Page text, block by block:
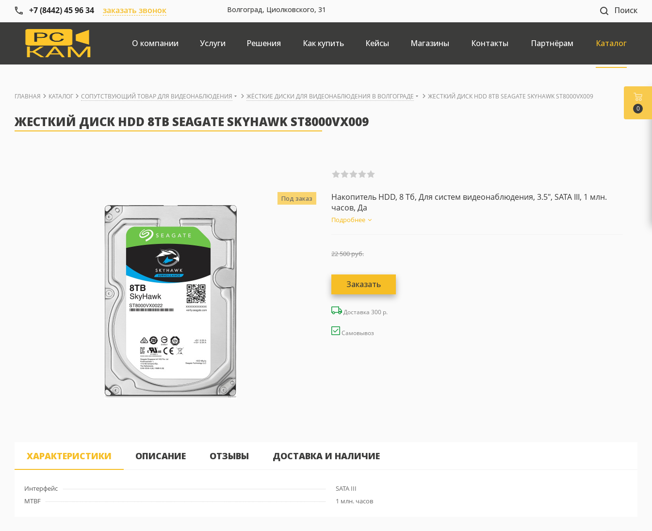
+7 (8442) 45 96 34 заказать звонок Волгоград, Циолковского, 31 Поиск
О компании Услуги Решения Как купить Кейсы Магазины Контакты Партнёрам Каталог
ГЛАВНАЯ КАТАЛОГ СОПУТСТВУЮЩИЙ ТОВАР ДЛЯ ВИДЕОНАБЛЮДЕНИЯ ЖЁСТКИЕ ДИСКИ ДЛЯ ВИДЕОНАБЛЮДЕНИЯ В ВОЛГОГРАДЕ ЖЕСТКИЙ ДИСК HDD 8TB SEAGATE SKYHAWK ST8000VX009
ЖЕСТКИЙ ДИСК HDD 8TB SEAGATE SKYHAWK ST8000VX009
Под заказ
Накопитель HDD, 8 Тб, Для систем видеонаблюдения, 3.5", SATA III, 1 млн.
часов, Да
Подробнее
22 500руб.
Заказать
Доставка 300 р.
Самовывоз
ХАРАКТЕРИСТИКИ ОПИСАНИЕ ОТЗЫВЫ ДОСТАВКА И НАЛИЧИЕ
Интерфейс
SATA III
MTBF
1 млн. часов
0